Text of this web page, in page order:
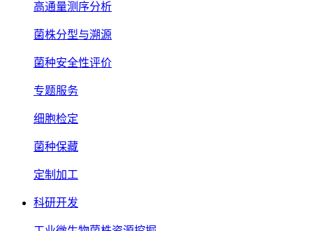
高通量测序分析
菌株分型与溯源
菌种安全性评价
专题服务
细胞检定
菌种保藏
定制加工
科研开发